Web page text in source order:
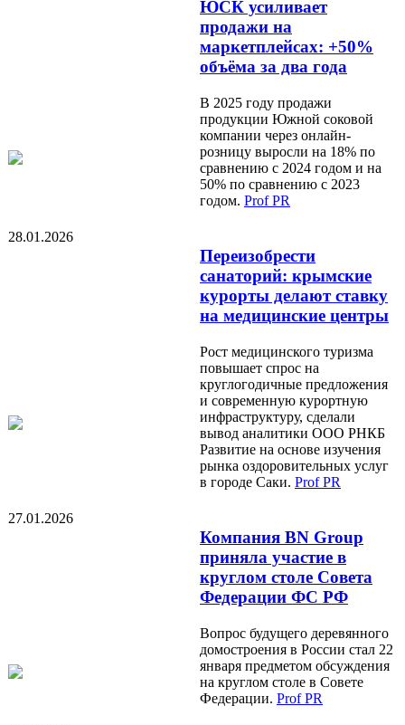
ЮСК усиливает
продажи на
маркетплейсах: +50%
объёма за два года
В 2025 году продажи
продукции Южной соковой
компании через онлайн-
розницу выросли на 18% по
сравнению с 2024 годом и на
50% по сравнению с 2023
годом. Prof PR
28.01.2026
Переизобрести
санаторий: крымские
курорты делают ставку
на медицинские центры
Рост медицинского туризма
повышает спрос на
круглогодичные предложения
и современную курортную
инфраструктуру, сделали
вывод аналитики ООО РНКБ
Развитие на основе изучения
рынка оздоровительных услуг
в городе Саки. Prof PR
27.01.2026
Компания BN Group
приняла участие в
круглом столе Совета
Федерации ФС РФ
Вопрос будущего деревянного
домостроения в России стал 22
января предметом обсуждения
на круглом столе в Совете
Федерации. Prof PR